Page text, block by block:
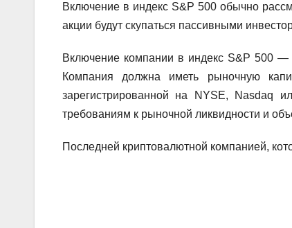
Включение в индекс S&P 500 обычно
акции будут скупаться пассивными
Включение компании в индекс S&P 500 —
Компания должна иметь рыночную
зарегистрированной на NYSE, Nasdaq
требованиям к рыночной ликвидности и
Последней криптовалютной компанией,